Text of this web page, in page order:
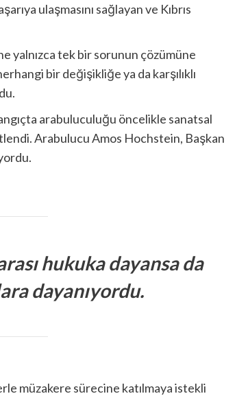
ulaşmasını sağlayan ve Kıbrıs
yalnızca tek bir sorunun çözümüne
bir değişikliğe ya da karşılıklı
arabuluculuğu öncelikle sanatsal
Arabulucu Amos Hochstein, Başkan
hukuka dayansa da
dayanıyordu.
müzakere sürecine katılmaya istekli